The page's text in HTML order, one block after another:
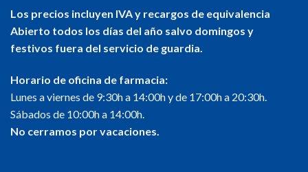
Los precios incluyen IVA y recargos de equivalencia
Abierto todos los días del año salvo domingos y
festivos fuera del servicio de guardia.
Horario de oficina de farmacia:
Lunes a viernes de 9:30h a 14:00h y de 17:00h a 20:30h.
Sábados de 10:00h a 14:00h.
No cerramos por vacaciones.